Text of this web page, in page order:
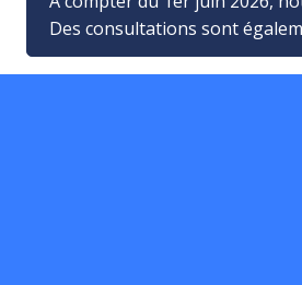
Des consultations sont